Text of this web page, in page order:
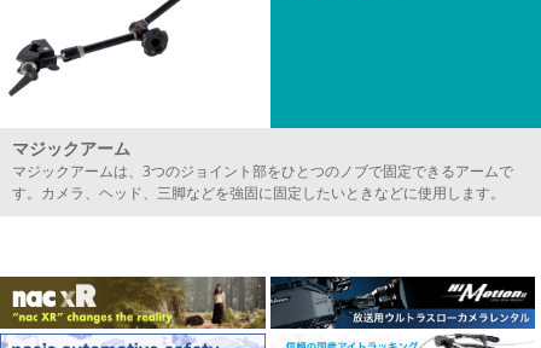
マジックアーム
マジックアームは、3つのジョイント部をひとつのノブで固定できるアームで
す。カメラ、ヘッド、三脚などを強固に固定したいときなどに使用します。